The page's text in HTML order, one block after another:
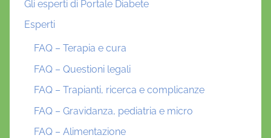
Gli esperti di Portale Diabete
Esperti
FAQ – Terapia e cura
FAQ – Questioni legali
FAQ – Trapianti, ricerca e complicanze
FAQ – Gravidanza, pediatria e micro
FAQ – Alimentazione